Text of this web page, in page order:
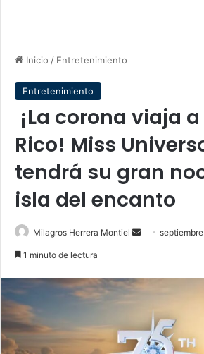
Inicio / Entretenimiento
Entretenimiento
¡La corona viaja
Rico! Miss
tendrá su gran
isla del encanto
Milagros Herrera Montiel
Send
1 minuto de lectura